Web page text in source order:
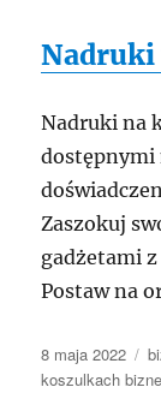
Nadruki
Nadruki na
dostępnymi
Zaszokuj
gadżetami
Postaw na
Data
publikacji
8 maja 2022
koszulkach